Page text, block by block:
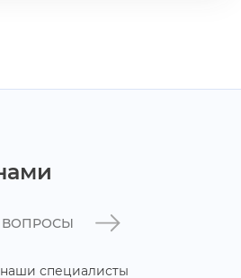
ВОПРОСЫ
специалисты